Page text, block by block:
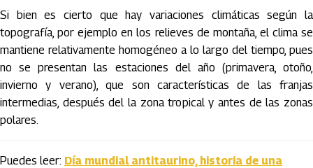
Si bien es cierto que hay variaciones climáticas según la
topografía, por ejemplo en los relieves de montaña, el clima se
mantiene relativamente homogéneo a lo largo del tiempo, pues
no se presentan las estaciones del año (primavera, otoño,
invierno y verano), que son características de las franjas
intermedias, después del la zona tropical y antes de las zonas
polares.
Puedes leer: Día mundial antitaurino, historia de una